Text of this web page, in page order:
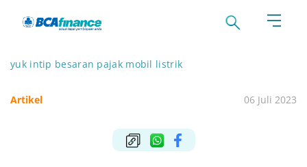
yuk intip besaran pajak mobil listrik
Artikel 06 Juli 2023